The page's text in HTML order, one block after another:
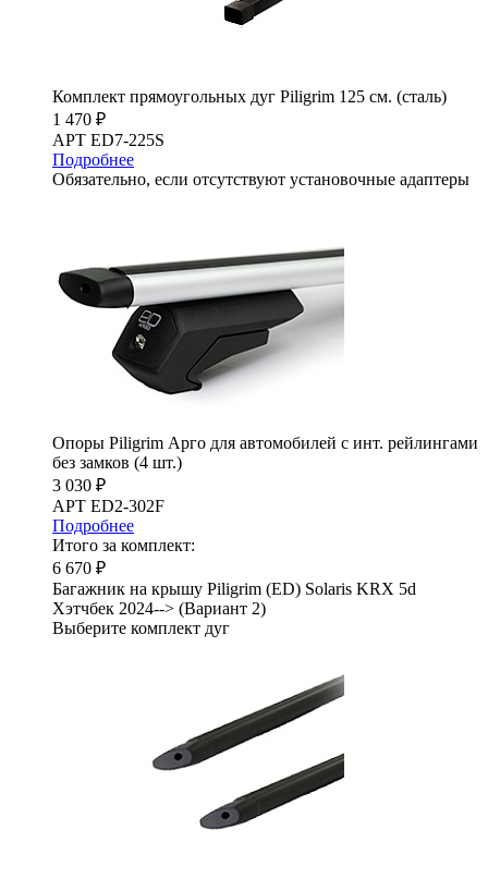
Комплект прямоугольных дуг Piligrim 125 см. (сталь)
1 470 ₽
АРТ ED7-225S
Подробнее
Обязательно, если отсутствуют установочные адаптеры
Опоры Piligrim Арго для автомобилей с инт. рейлингами
без замков (4 шт.)
3 030 ₽
АРТ ED2-302F
Подробнее
Итого за комплект:
6 670 ₽
Багажник на крышу Piligrim (ED) Solaris KRX 5d
Хэтчбек 2024--> (Вариант 2)
Выберите комплект дуг